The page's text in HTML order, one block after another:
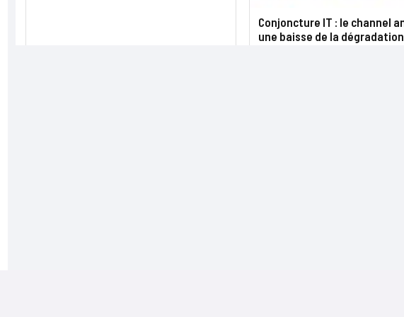
Conjoncture IT : le channel
une baisse de la dégradation